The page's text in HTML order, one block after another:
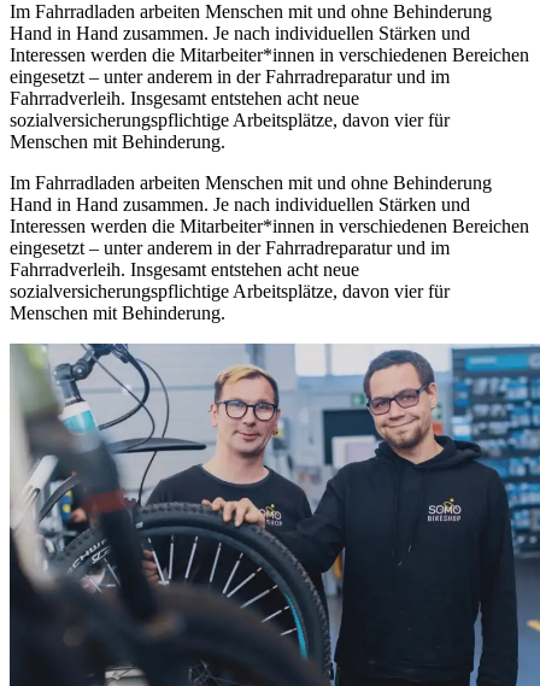
Im Fahrradladen arbeiten Menschen mit und ohne Behinderung
Hand in Hand zusammen. Je nach individuellen Stärken und
Interessen werden die Mitarbeiter*innen in verschiedenen Bereichen
eingesetzt – unter anderem in der Fahrradreparatur und im
Fahrradverleih. Insgesamt entstehen acht neue
sozialversicherungspflichtige Arbeitsplätze, davon vier für
Menschen mit Behinderung.
Im Fahrradladen arbeiten Menschen mit und ohne Behinderung
Hand in Hand zusammen. Je nach individuellen Stärken und
Interessen werden die Mitarbeiter*innen in verschiedenen Bereichen
eingesetzt – unter anderem in der Fahrradreparatur und im
Fahrradverleih. Insgesamt entstehen acht neue
sozialversicherungspflichtige Arbeitsplätze, davon vier für
Menschen mit Behinderung.